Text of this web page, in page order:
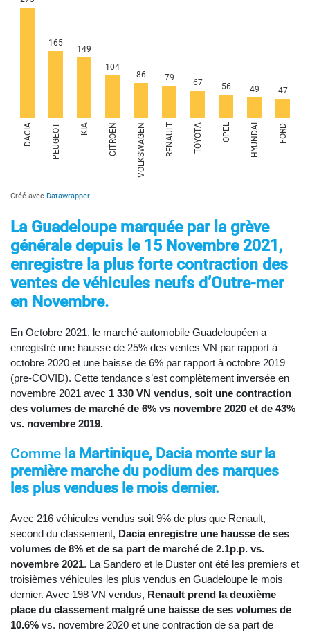
La Guadeloupe marquée par la grève
générale depuis le 15 Novembre 2021,
enregistre la plus forte contraction des
ventes de véhicules neufs d’Outre-mer
en Novembre.
En Octobre 2021, le marché automobile Guadeloupéen a
enregistré une hausse de 25% des ventes VN par rapport à
octobre 2020 et une baisse de 6% par rapport à octobre 2019
(pre-COVID). Cette tendance s’est complètement inversée en
novembre 2021 avec 1 330 VN vendus, soit une contraction
des volumes de marché de 6% vs novembre 2020 et de 43%
vs. novembre 2019.
Comme l a Martinique, Dacia monte sur la
première marche du podium des marques
les plus vendues le mois dernier.
Avec 216 véhicules vendus soit 9% de plus que Renault,
second du classement, Dacia enregistre une hausse de ses
volumes de 8% et de sa part de marché de 2.1p.p. vs.
novembre 2021. La Sandero et le Duster ont été les premiers et
troisièmes véhicules les plus vendus en Guadeloupe le mois
dernier. Avec 198 VN vendus, Renault prend la deuxième
place du classement malgré une baisse de ses volumes de
10.6% vs. novembre 2020 et une contraction de sa part de